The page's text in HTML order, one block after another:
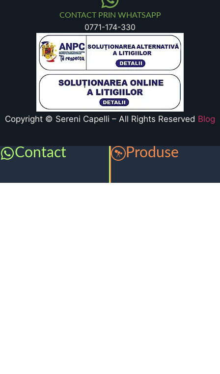
CONTACT PRIN WHATSAPP
0771-174-330
Copyright © Sereni Capelli – All Rights Reserved Blog
Contact Produse